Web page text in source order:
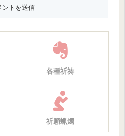
各種祈祷
祈願蝋燭